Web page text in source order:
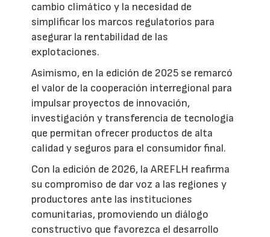
cambio climático y la necesidad de
simplificar los marcos regulatorios para
asegurar la rentabilidad de las
explotaciones.
Asimismo, en la edición de 2025 se remarcó
el valor de la cooperación interregional para
impulsar proyectos de innovación,
investigación y transferencia de tecnología
que permitan ofrecer productos de alta
calidad y seguros para el consumidor final.
Con la edición de 2026, la AREFLH reafirma
su compromiso de dar voz a las regiones y
productores ante las instituciones
comunitarias, promoviendo un diálogo
constructivo que favorezca el desarrollo